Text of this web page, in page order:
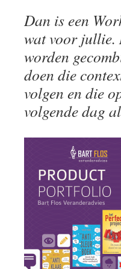
Dan is een
wat voor jullie.
worden
doen die
volgen en die
volgende dag